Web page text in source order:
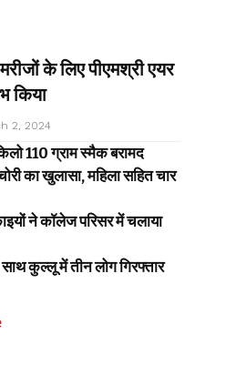
के लिए पीएमश्री एयर
किया
2, 2024
110 ग्राम स्मैक बरामद
का खुलासा, महिला सहित चार
ने कॉलेज परिसर में चलाया
कुल्लू में तीन लोग गिरफ्तार